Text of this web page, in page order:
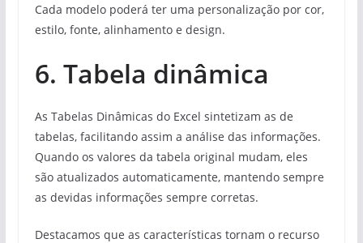
Cada modelo poderá ter uma personalização por cor,
estilo, fonte, alinhamento e design.
6. Tabela dinâmica
As Tabelas Dinâmicas do Excel sintetizam as de
tabelas, facilitando assim a análise das informações.
Quando os valores da tabela original mudam, eles
são atualizados automaticamente, mantendo sempre
as devidas informações sempre corretas.
Destacamos que as características tornam o recurso